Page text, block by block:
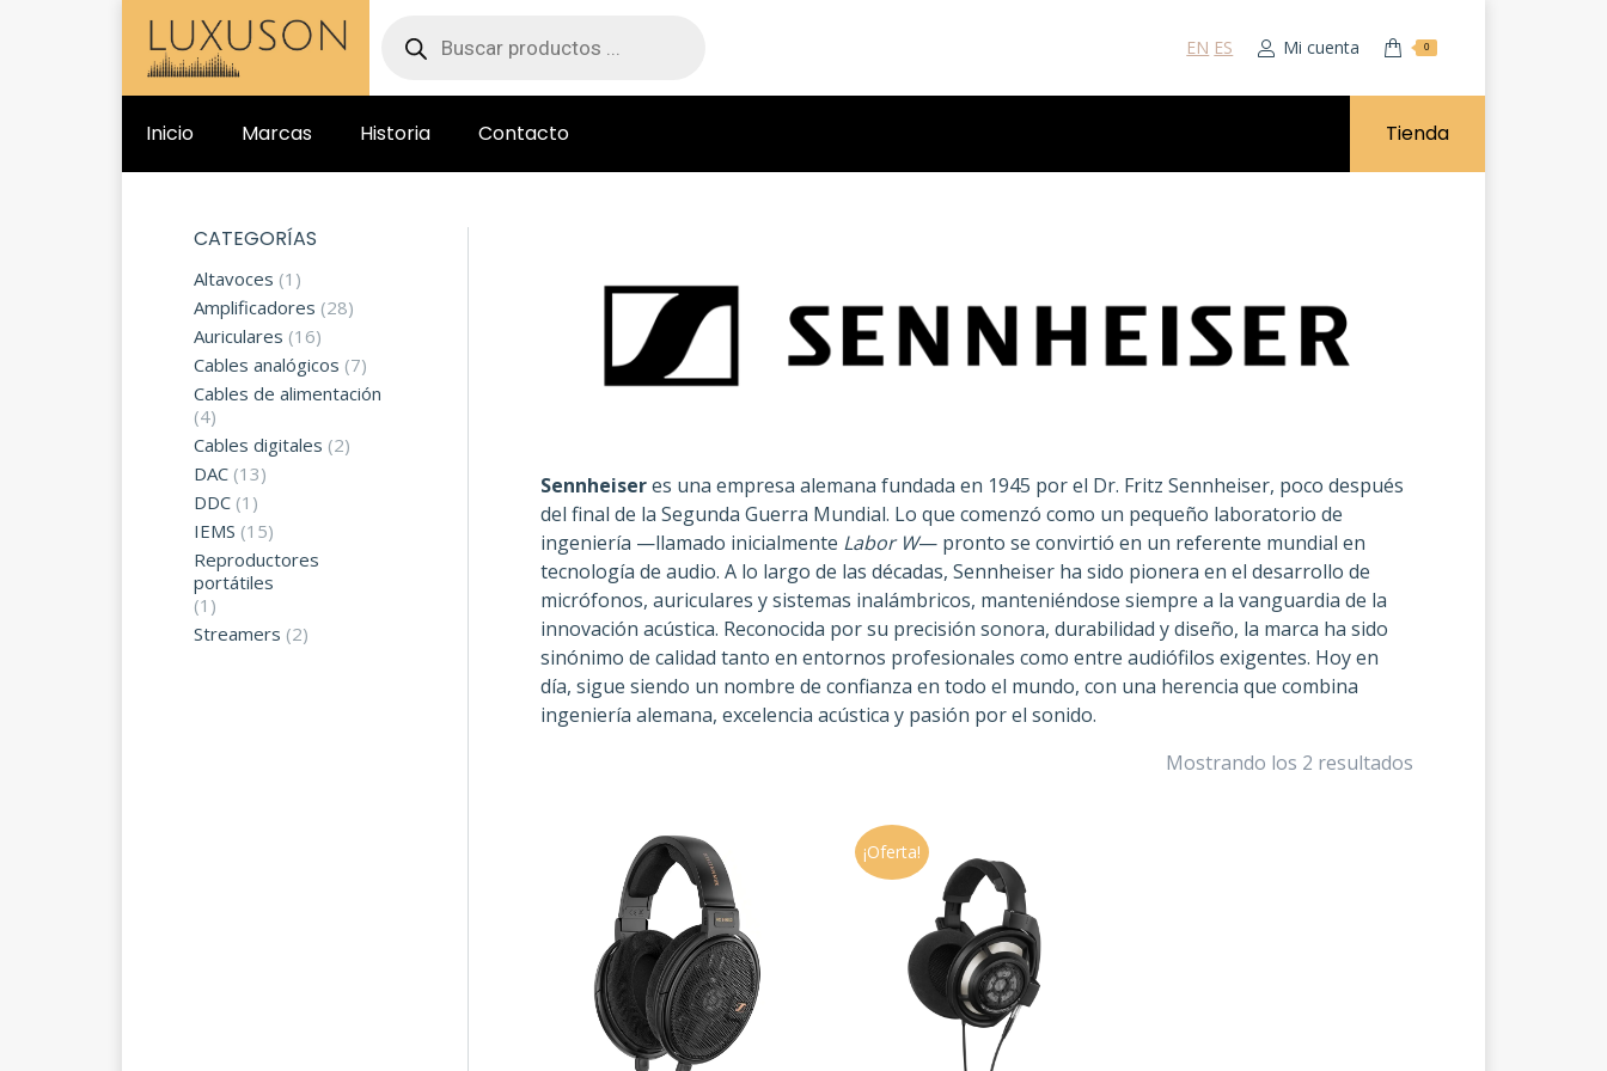
EN ES Mi cuenta 0
Inicio Marcas Historia Contacto Tienda
Sennheiseres una empresa alemana fundada en 1945 por el Dr. Fritz Sennheiser, poco después
del final de la Segunda Guerra Mundial. Lo que comenzó como un pequeño laboratorio de
ingeniería —llamado inicialmente Labor W— pronto se convirtió en un referente mundial en
tecnología de audio. A lo largo de las décadas, Sennheiser ha sido pionera en el desarrollo de
micrófonos, auriculares y sistemas inalámbricos, manteniéndose siempre a la vanguardia de la
innovación acústica. Reconocida por su precisión sonora, durabilidad y diseño, la marca ha sido
sinónimo de calidad tanto en entornos profesionales como entre audiófilos exigentes. Hoy en
día, sigue siendo un nombre de confianza en todo el mundo, con una herencia que combina
ingeniería alemana, excelencia acústica y pasión por el sonido.
Mostrando los 2 resultados
¡Oferta!
CATEGORÍAS
Altavoces (1)
Amplificadores (28)
Auriculares (16)
Cables analógicos (7)
Cables de alimentación
(4)
Cables digitales (2)
DAC (13)
DDC (1)
IEMS (15)
Reproductores
portátiles
(1)
Streamers (2)